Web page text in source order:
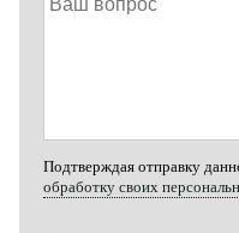
вопрос
Подтверждая отправку
обработку своих